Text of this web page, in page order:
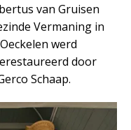
van Gruisen
Vermaning in
werd
door
Schaap.